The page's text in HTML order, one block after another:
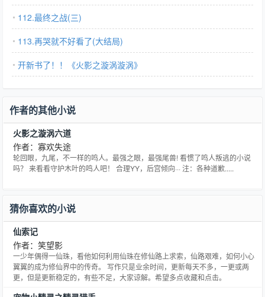
112.最终之战(三)
113.再哭就不好看了(大结局)
开新书了！！《火影之漩涡漩涡》
作者的其他小说
火影之漩涡六道
作者：寡欢失途
轮回眼，九尾，不一样的鸣人。最强之眼，最强尾兽! 看惯了鸣人叛逃的小说
吗？ 来看看守护木叶的鸣人吧！ 合理YY，后宫倾向··· 注：各种道歉.....
猜你喜欢的小说
仙索记
作者：笑望影
一少年偶得一仙珠，看他如何利用仙珠在修仙路上求索，仙路艰难，如何小心
翼翼的成为修仙界中的传奇。 写作只是业余时间，更新每天不多，一更或两
更，但是更新稳定的，有些不足，大家谅解。希望多点收藏和点击。